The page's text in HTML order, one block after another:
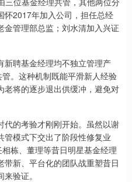
怀2017年加入公司，担任总经
管理部总监；刘水清加入兴证
聘基金经理均不独立管理产
。这种机制既能平滑新人经验
老将的逐步退出供缓冲，避免对
的考验才刚刚开始。虽然以谢
模式下交出了阶段性修复业
栋、董理等昔日明星基金经理
新、平台化的团队战重塑昔日
验证。